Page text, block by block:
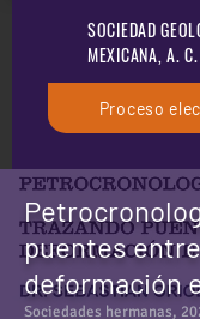
SOCIEDAD
MEXICANA, A. C.
Proceso
puentes entre
deformación
Sociedades hermanas,